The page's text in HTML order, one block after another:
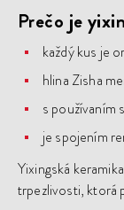
Prečo je
každý kus je
hlina Zisha
s používaním
je spojením
Yixingská
trpezlivosti, ktorá